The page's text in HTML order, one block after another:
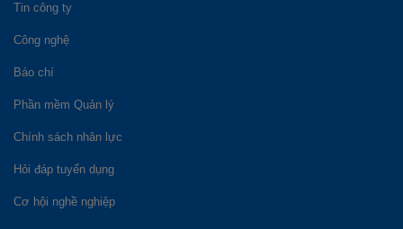
Tin công ty
Công nghệ
Báo chí
Phần mềm Quản lý
Chính sách nhân lực
Hỏi đáp tuyển dụng
Cơ hội nghề nghiệp